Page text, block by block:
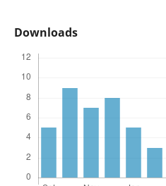
Downloads